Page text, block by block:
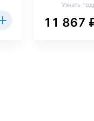
Узнать
11 867